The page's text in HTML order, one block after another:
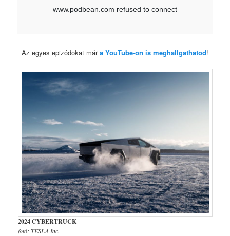
Az egyes epizódokat mára YouTube-on is meghallgathatod!
2024 CYBERTRUCK
fotó: TESLA Inc.